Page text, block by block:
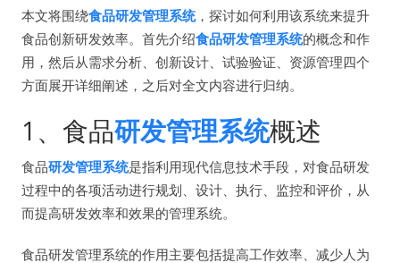
本文将围绕食品研发管理系统，探讨如何利用该系统来提升
食品创新研发效率。首先介绍食品研发管理系统的概念和作
用，然后从需求分析、创新设计、试验验证、资源管理四个
方面展开详细阐述，之后对全文内容进行归纳。
1、食品研发管理系统概述
食品研发管理系统是指利用现代信息技术手段，对食品研发
过程中的各项活动进行规划、设计、执行、监控和评价，从
而提高研发效率和效果的管理系统。
食品研发管理系统的作用主要包括提高工作效率、减少人为